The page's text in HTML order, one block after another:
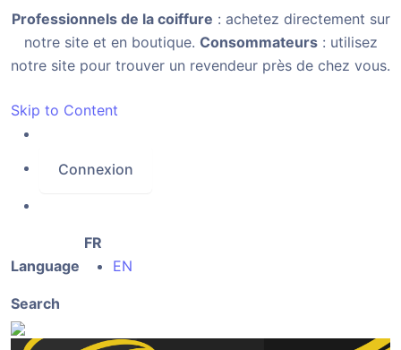
Professionnels de la coiffure : achetez directement sur
notre site et en boutique. Consommateurs: utilisez
notre site pour trouver un revendeur près de chez vous.
Skip to Content
Connexion
Language
FR
EN
Search